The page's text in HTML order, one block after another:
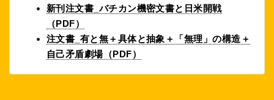
新刊注文書_バチカン機密文書と日米開戦
（PDF）
注文書_有と無＋具体と抽象＋「無理」の構造＋
自己矛盾劇場（PDF）